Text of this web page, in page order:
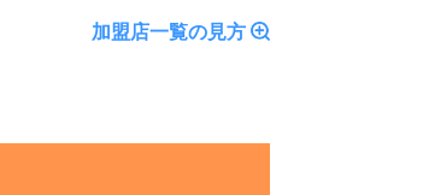
加盟店一覧の見方